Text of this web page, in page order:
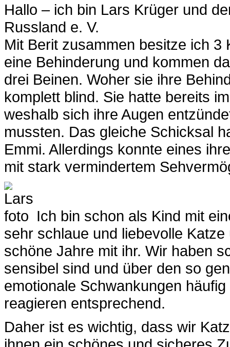
Hallo – ich bin Lars Krüger und
Russland e. V.
Mit Berit zusammen besitze ich 3
eine Behinderung und kommen
drei Beinen. Woher sie ihre
komplett blind. Sie hatte bereits
weshalb sich ihre Augen
mussten. Das gleiche Schicksal
Emmi. Allerdings konnte eines
mit stark vermindertem
Ich bin schon als Kind mit
sehr schlaue und liebevolle
schöne Jahre mit ihr. Wir haben
sensibel sind und über den so
emotionale Schwankungen
reagieren entsprechend.
Daher ist es wichtig, dass wir